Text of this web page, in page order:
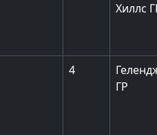
Хиллс
4
ГР